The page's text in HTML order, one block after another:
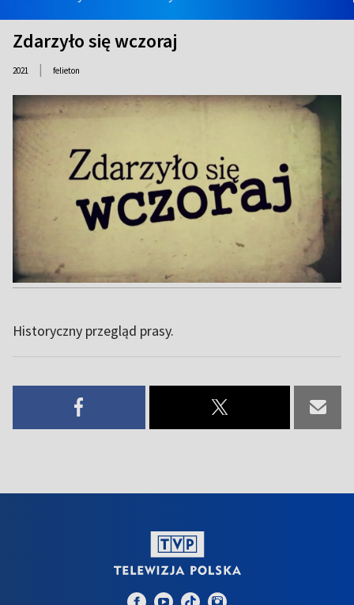
Zdarzyło się wczoraj
2021 | felieton
Historyczny przegląd prasy.